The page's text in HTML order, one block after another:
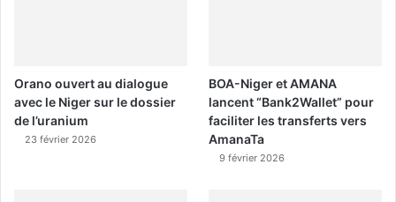
Orano ouvert au dialogue
avec le Niger sur le dossier
de l’uranium
23 février 2026
BOA-Niger et AMANA
lancent “Bank2Wallet” pour
faciliter les transferts vers
AmanaTa
9 février 2026